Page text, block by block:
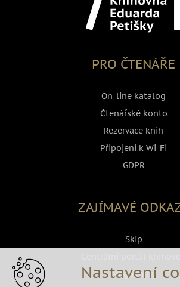
PRO ČTENÁŘE
On-line katalog
Čtenářské konto
Rezervace knih
Připojení k Wi-Fi
GDPR
ZAJÍMAVÉ
Skip
Megaknihy
Nastavení